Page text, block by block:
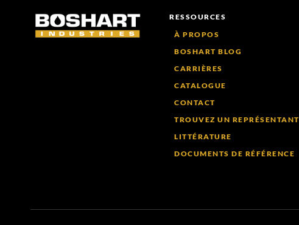
RESSOURCES
À PROPOS
BOSHART BLOG
CARRIÈRES
CATALOGUE
CONTACT
TROUVEZ UN REPRÉSENTANT
LITTÉRATURE
DOCUMENTS DE RÉFÉRENCE